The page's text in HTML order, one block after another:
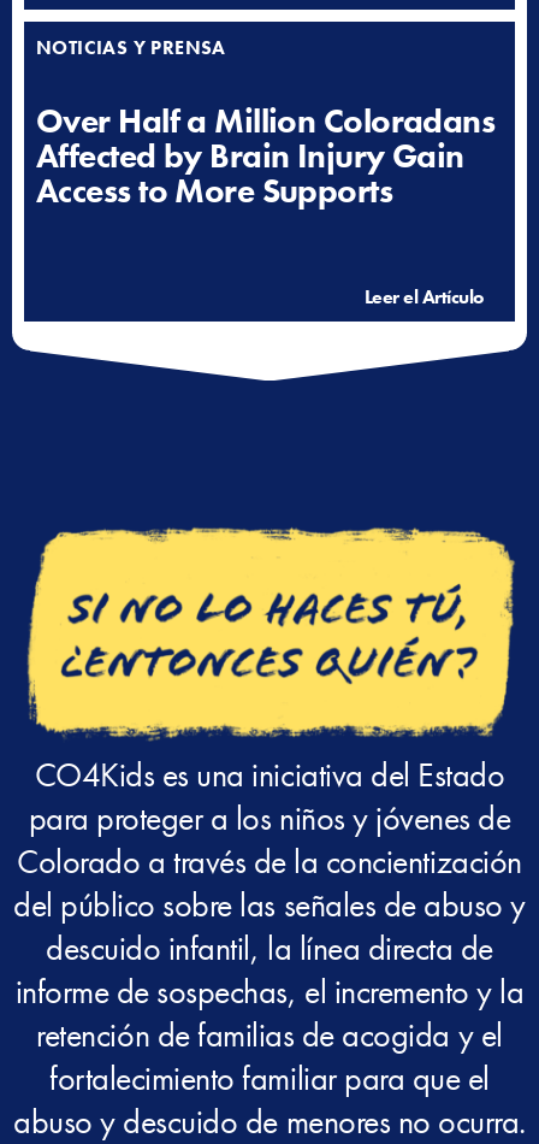
NOTICIAS Y PRENSA
Over Half a Million Coloradans
Affected by Brain Injury Gain
Access to More Supports
Leer el Artículo
CO4Kids es una iniciativa del Estado
para proteger a los niños y jóvenes de
Colorado a través de la concientización
del público sobre las señales de abuso y
descuido infantil, la línea directa de
informe de sospechas, el incremento y la
retención de familias de acogida y el
fortalecimiento familiar para que el
abuso y descuido de menores no ocurra.